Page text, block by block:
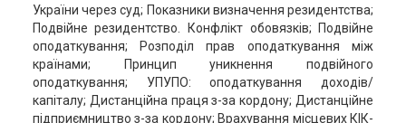
України через суд; Показники визначення резидентства;
Подвійне резидентство. Конфлікт обовязків; Подвійне
оподаткування; Розподіл прав оподаткування між
країнами; Принцип уникнення подвійного
оподаткування; УПУПО: оподаткування доходів/
капіталу; Дистанційна праця з-за кордону; Дистанційне
підприємництво з-за кордону; Врахування місцевих КІК-